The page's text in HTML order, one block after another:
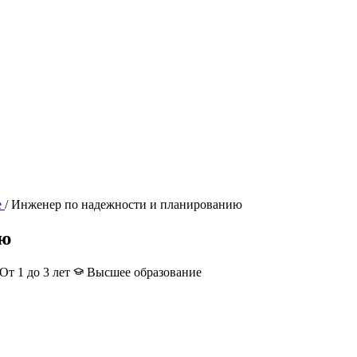
/ Инженер по надежности и планированию
1 до 3 лет Высшее образование